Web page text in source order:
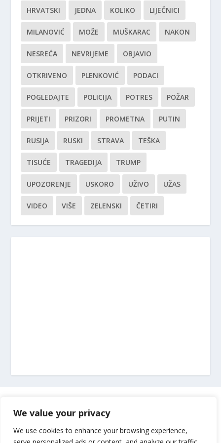
We value your privacy
We use cookies to enhance your browsing experience,
HRVATSKI JEDNA KOLIKO LIJEČNICI
MILANOVIĆ MOŽE MUŠKARAC NAKON
NESREĆA NEVRIJEME OBJAVIO
OTKRIVENO PLENKOVIĆ PODACI
POGLEDAJTE POLICIJA POTRES POŽAR
PRIJETI PRIZORI PROMETNA PUTIN
RUSIJA RUSKI STRAVA TEŠKA
TISUĆE TRAGEDIJA TRUMP
UPOZORENJE USKORO UŽIVO UŽAS
VIDEO VIŠE ZELENSKI ČETIRI
Impressum